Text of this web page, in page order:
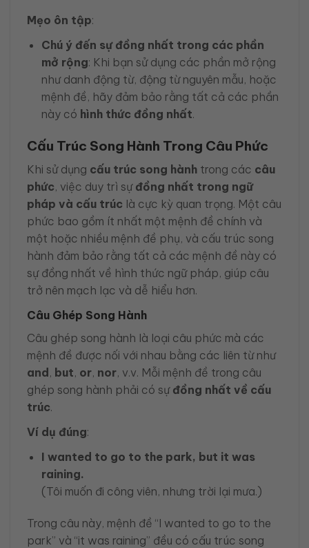
Mẹo ôn tập:
Chú ý đến sự đồng nhất trong các phần
mở rộng: Khi bạn sử dụng các phần mở rộng
như danh động từ, động từ nguyên mẫu, hoặc
mệnh đề, hãy đảm bảo rằng tất cả các phần
này có hình thức đồng nhất.
Cấu Trúc Song Hành Trong Câu Phức
Khi sử dụng cấu trúc song hành trong các câu
phức, việc duy trì sự đồng nhất trong ngữ
pháp và cấu trúc là cực kỳ quan trọng. Một câu
phức bao gồm ít nhất một mệnh đề chính và
một hoặc nhiều mệnh đề phụ, và cấu trúc song
hành đảm bảo rằng tất cả các mệnh đề này có
sự đồng nhất về hình thức ngữ pháp, giúp câu
trở nên mạch lạc và dễ hiểu hơn.
Câu Ghép Song Hành
Câu ghép song hành là loại câu phức mà các
mệnh đề được nối với nhau bằng các liên từ như
and, but, or, nor, v.v. Mỗi mệnh đề trong câu
ghép song hành phải có sự đồng nhất về cấu
trúc.
Ví dụ đúng:
I wanted to go to the park, but it was
raining.
(Tôi muốn đi công viên, nhưng trời lại mưa.)
Trong câu này, mệnh đề “I wanted to go to the
park” và “it was raining” đều có cấu trúc song